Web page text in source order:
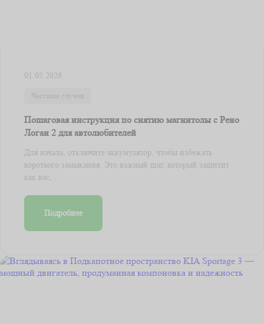
01.05.2026
Частные случаи
Пошаговая инструкция по снятию магнитолы с Рено
Логан 2 для автолюбителей
Для начала, отключите аккумулятор, чтобы избежать
короткого замыкания. Это важный шаг, который защитит
как вас, ...
Подробнее